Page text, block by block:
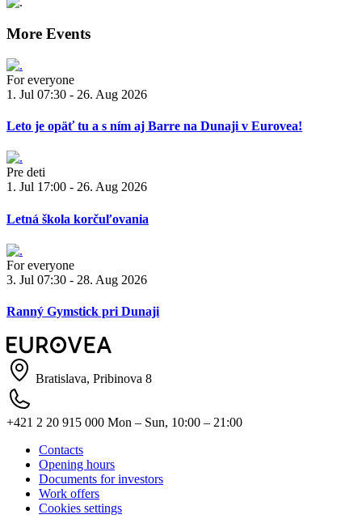
More Events
For everyone
1. Jul 07:30 - 26. Aug 2026
Leto je opäť tu a s ním aj Barre na Dunaji v Eurovea!
Pre deti
1. Jul 17:00 - 26. Aug 2026
Letná škola korčuľovania
For everyone
3. Jul 07:30 - 28. Aug 2026
Ranný Gymstick pri Dunaji
Bratislava, Pribinova 8
+421 2 20 915 000 Mon – Sun, 10:00 – 21:00
Contacts
Opening hours
Documents for investors
Work offers
Cookies settings